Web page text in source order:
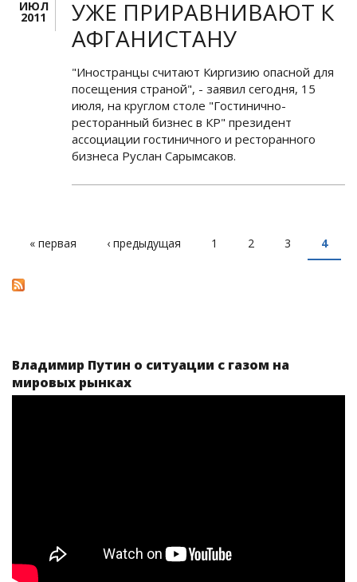
ИЮЛ
2011
УЖЕ ПРИРАВНИВАЮТ К
АФГАНИСТАНУ
"Иностранцы считают Киргизию опасной для
посещения страной", - заявил сегодня, 15
июля, на круглом столе "Гостинично-
ресторанный бизнес в КР" президент
ассоциации гостиничного и ресторанного
бизнеса Руслан Сарымсаков.
СТРАНИЦЫ
« первая ‹ предыдущая 1 2 3 4
Владимир Путин о ситуации с газом на
мировых рынках